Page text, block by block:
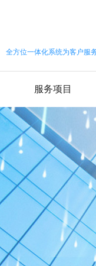
全方位一体化系统为客户服
服务项目